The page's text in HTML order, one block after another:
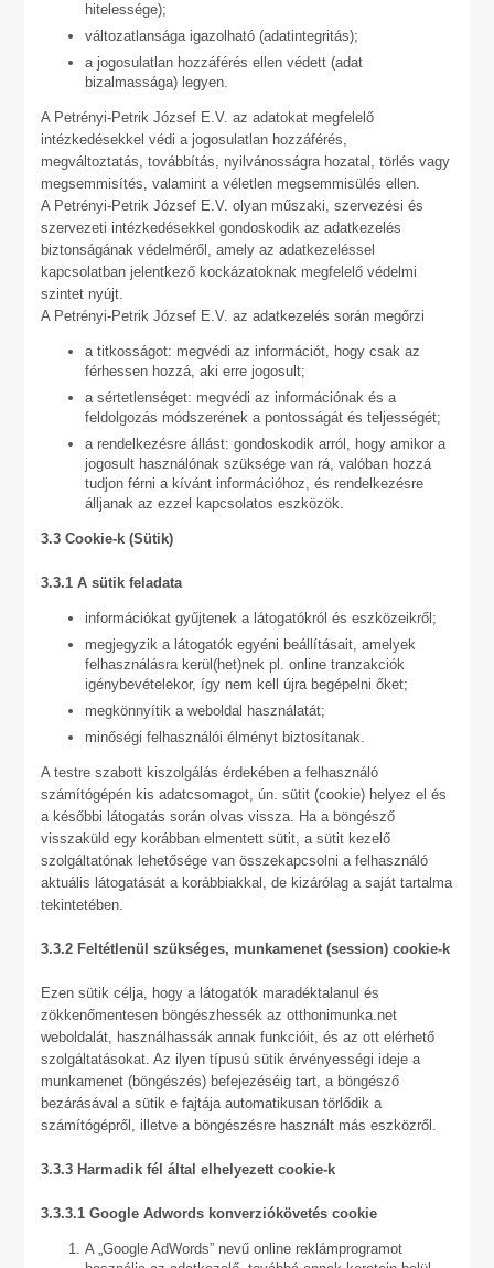
hitelessége);
változatlansága igazolható (adatintegritás);
a jogosulatlan hozzáférés ellen védett (adat
bizalmassága) legyen.
A Petrényi-Petrik József E.V. az adatokat megfelelő
intézkedésekkel védi a jogosulatlan hozzáférés,
megváltoztatás, továbbítás, nyilvánosságra hozatal, törlés vagy
megsemmisítés, valamint a véletlen megsemmisülés ellen.
A Petrényi-Petrik József E.V. olyan műszaki, szervezési és
szervezeti intézkedésekkel gondoskodik az adatkezelés
biztonságának védelméről, amely az adatkezeléssel
kapcsolatban jelentkező kockázatoknak megfelelő védelmi
szintet nyújt.
A Petrényi-Petrik József E.V. az adatkezelés során megőrzi
a titkosságot: megvédi az információt, hogy csak az
férhessen hozzá, aki erre jogosult;
a sértetlenséget: megvédi az információnak és a
feldolgozás módszerének a pontosságát és teljességét;
a rendelkezésre állást: gondoskodik arról, hogy amikor a
jogosult használónak szüksége van rá, valóban hozzá
tudjon férni a kívánt információhoz, és rendelkezésre
álljanak az ezzel kapcsolatos eszközök.
3.3 Cookie-k (Sütik)
3.3.1 A sütik feladata
információkat gyűjtenek a látogatókról és eszközeikről;
megjegyzik a látogatók egyéni beállításait, amelyek
felhasználásra kerül(het)nek pl. online tranzakciók
igénybevételekor, így nem kell újra begépelni őket;
megkönnyítik a weboldal használatát;
minőségi felhasználói élményt biztosítanak.
A testre szabott kiszolgálás érdekében a felhasználó
számítógépén kis adatcsomagot, ún. sütit (cookie) helyez el és
a későbbi látogatás során olvas vissza. Ha a böngésző
visszaküld egy korábban elmentett sütit, a sütit kezelő
szolgáltatónak lehetősége van összekapcsolni a felhasználó
aktuális látogatását a korábbiakkal, de kizárólag a saját tartalma
tekintetében.
3.3.2 Feltétlenül szükséges, munkamenet (session) cookie-k
Ezen sütik célja, hogy a látogatók maradéktalanul és
zökkenőmentesen böngészhessék az otthonimunka.net
weboldalát, használhassák annak funkcióit, és az ott elérhető
szolgáltatásokat. Az ilyen típusú sütik érvényességi ideje a
munkamenet (böngészés) befejezéséig tart, a böngésző
bezárásával a sütik e fajtája automatikusan törlődik a
számítógépről, illetve a böngészésre használt más eszközről.
3.3.3 Harmadik fél által elhelyezett cookie-k
3.3.3.1 Google Adwords konverziókövetés cookie
A „Google AdWords” nevű online reklámprogramot